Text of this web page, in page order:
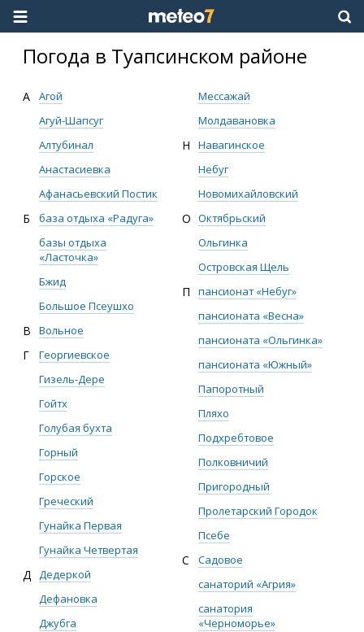
Погода в Туапсинском районе
А
Агой
Агуй-Шапсуг
Алтубинал
Анастасиевка
Афанасьевский Постик
Б
база отдыха «Радуга»
базы отдыха
«Ласточка»
Бжид
Большое Псеушхо
В Вольное
Г
Георгиевское
Гизель-Дере
Гойтх
Голубая бухта
Горный
Горское
Греческий
Гунайка Первая
Гунайка Четвертая
Д Дедеркой
Дефановка
Джубга
Мессажай
Молдавановка
Н
Навагинское
Небуг
Новомихайловский
О Октябрьский
Ольгинка
Островская Щель
П
пансионат «Небуг»
пансионата «Весна»
пансионата «Ольгинка»
пансионата «Южный»
Папоротный
Пляхо
Подхребтовое
Полковничий
Пригородный
Пролетарский Городок
Псебе
С
Садовое
санаторий «Агрия»
санатория
«Черноморье»